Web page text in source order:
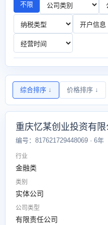
不限
综合排序 ↓ 价格排序 ↓
重庆忆某创业投资有限
编号：817621729448069 · 6年
行业
金融类
类别
实体公司
公司类型
有限责任公司